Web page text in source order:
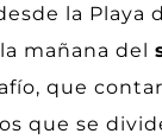
la Playa
mañana del
que
que se